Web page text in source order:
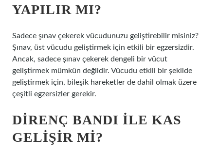
YAPILIR MI?
Sadece şınav çekerek vücudunuzu geliştirebilir misiniz?
Şınav, üst vücudu geliştirmek için etkili bir egzersizdir.
Ancak, sadece şınav çekerek dengeli bir vücut
geliştirmek mümkün değildir. Vücudu etkili bir şekilde
geliştirmek için, bileşik hareketler de dahil olmak üzere
çeşitli egzersizler gerekir.
DIRENÇ BANDI ILE KAS
GELIŞIR MI?